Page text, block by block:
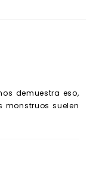
demuestra eso,
monstruos suelen